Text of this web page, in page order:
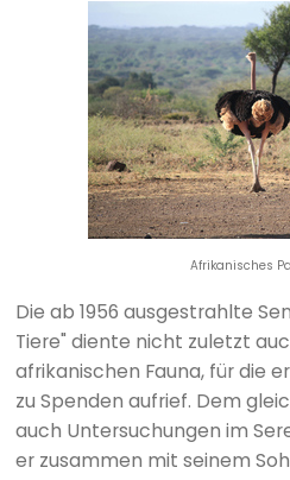
Afrikanisches
Die ab 1956 ausgestrahlte
Tiere" diente nicht zuletzt
afrikanischen Fauna, für die
zu Spenden aufrief. Dem
auch Untersuchungen im
er zusammen mit seinem